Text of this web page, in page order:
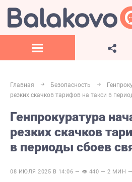
Главная Безопасность
резких скачков тарифов на такси в
Генпрокуратура
резких скачков
в периоды сбоев
08 ИЮЛЯ 2025 В 14:06 — 👁 440 — 2 МИН —